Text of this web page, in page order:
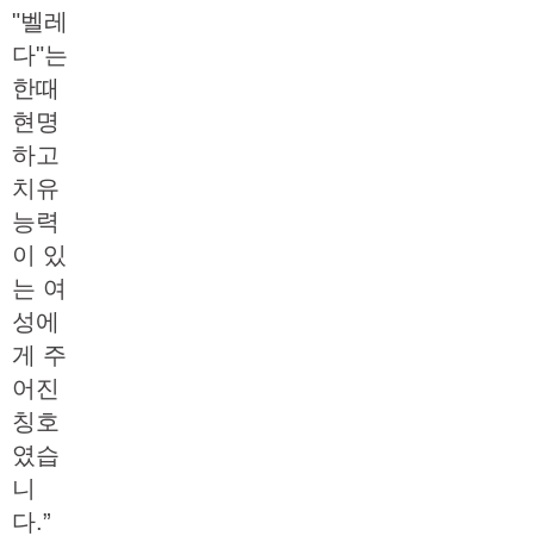
"벨레
다"는
한때
현명
하고
치유
능력
이 있
는 여
성에
게 주
어진
칭호
였습
니
다.”